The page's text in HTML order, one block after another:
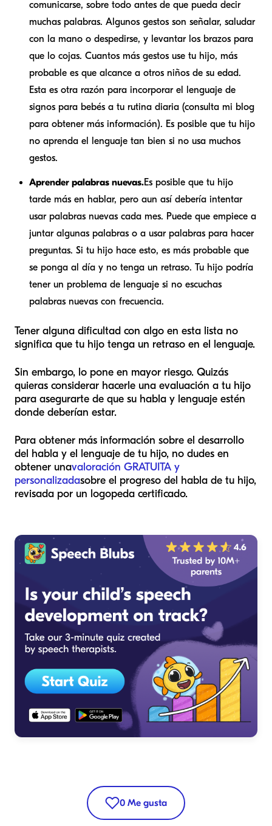
comunicarse, sobre todo antes de que pueda decir
muchas palabras. Algunos gestos son señalar, saludar
con la mano o despedirse, y levantar los brazos para
que lo cojas. Cuantos más gestos use tu hijo, más
probable es que alcance a otros niños de su edad.
Esta es otra razón para incorporar el lenguaje de
signos para bebés a tu rutina diaria (consulta mi blog
para obtener más información). Es posible que tu hijo
no aprenda el lenguaje tan bien si no usa muchos
gestos.
Aprender palabras nuevas.Es posible que tu hijo
tarde más en hablar, pero aun así debería intentar
usar palabras nuevas cada mes. Puede que empiece a
juntar algunas palabras o a usar palabras para hacer
preguntas. Si tu hijo hace esto, es más probable que
se ponga al día y no tenga un retraso. Tu hijo podría
tener un problema de lenguaje si no escuchas
palabras nuevas con frecuencia.
Tener alguna dificultad con algo en esta lista no
significa que tu hijo tenga un retraso en el lenguaje.
Sin embargo, lo pone en mayor riesgo. Quizás
quieras considerar hacerle una evaluación a tu hijo
para asegurarte de que su habla y lenguaje estén
donde deberían estar.
Para obtener más información sobre el desarrollo
del habla y el lenguaje de tu hijo, no dudes en
obtener unavaloración GRATUITA y
personalizadasobre el progreso del habla de tu hijo,
revisada por un logopeda certificado.
0 Me gusta